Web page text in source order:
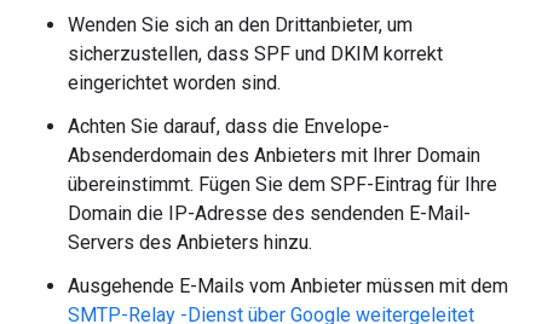
Wenden Sie sich an den Drittanbieter, um
sicherzustellen, dass SPF und DKIM korrekt
eingerichtet worden sind.
Achten Sie darauf, dass die Envelope-
Absenderdomain des Anbieters mit Ihrer Domain
übereinstimmt. Fügen Sie dem SPF-Eintrag für Ihre
Domain die IP-Adresse des sendenden E-Mail-
Servers des Anbieters hinzu.
Ausgehende E-Mails vom Anbieter müssen mit dem
SMTP-Relay -Dienst über Google weitergeleitet